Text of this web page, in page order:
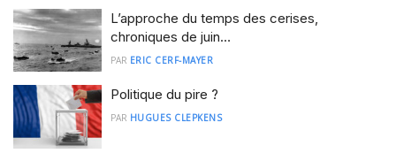
L’approche du temps des cerises,
chroniques de juin…
PAR ERIC CERF-MAYER
Politique du pire ?
PAR HUGUES CLEPKENS